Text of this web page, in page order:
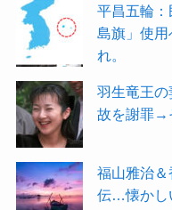
平昌五輪
島旗」使
れ。
羽生竜王
故を謝罪→
福山雅治
伝…懐かし